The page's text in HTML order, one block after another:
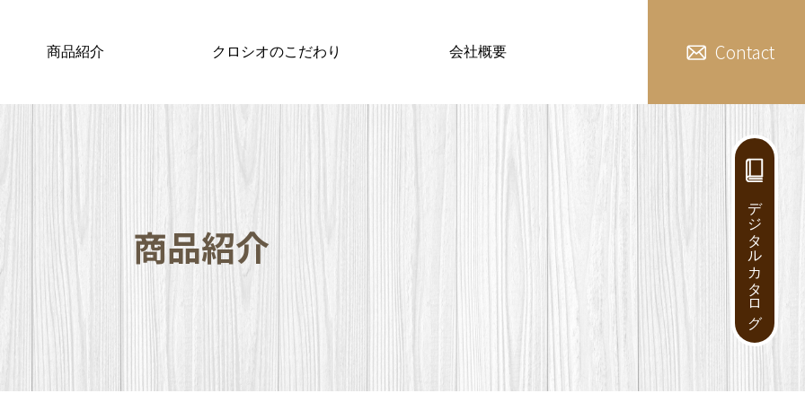
商品紹介 クロシオのこだわり 会社概要 Contact
デジタルカタログ
商品紹介